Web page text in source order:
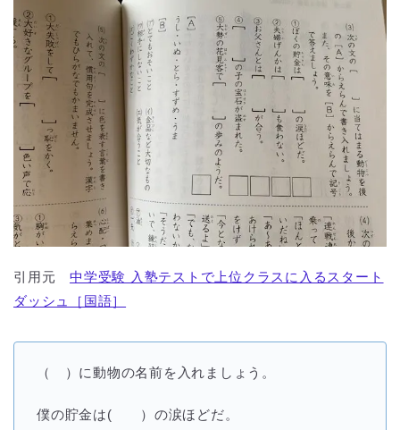
引用元中学受験 入塾テストで上位クラスに入るスタート
ダッシュ［国語］
（ ）に動物の名前を入れましょう。
僕の貯金は( ）の涙ほどだ。